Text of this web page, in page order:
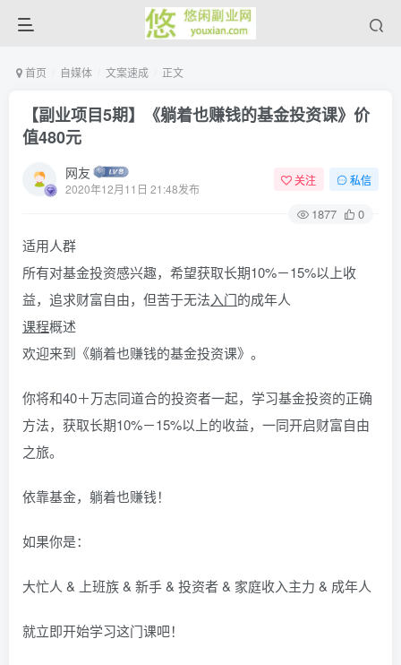
首页 自媒体 文案速成 正文
【副业项目5期】《躺着也赚钱的基金投资课》价
值480元
网友
2020年12月11日 21:48发布
关注 私信
1877 0
适用人群
所有对基金投资感兴趣，希望获取长期10%－15%以上收
益，追求财富自由，但苦于无法入门的成年人
课程概述
欢迎来到《躺着也赚钱的基金投资课》。
你将和40＋万志同道合的投资者一起，学习基金投资的正确
方法，获取长期10%－15%以上的收益，一同开启财富自由
之旅。
依靠基金，躺着也赚钱！
如果你是：
大忙人 & 上班族 & 新手 & 投资者 & 家庭收入主力 & 成年人
就立即开始学习这门课吧！